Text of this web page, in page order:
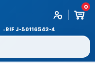
0
RIF J-50116542-4